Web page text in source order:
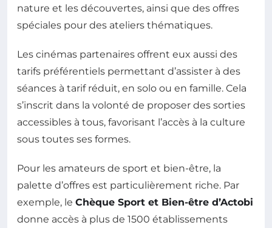
nature et les découvertes, ainsi que des offres
spéciales pour des ateliers thématiques.
Les cinémas partenaires offrent eux aussi des
tarifs préférentiels permettant d’assister à des
séances à tarif réduit, en solo ou en famille. Cela
s’inscrit dans la volonté de proposer des sorties
accessibles à tous, favorisant l’accès à la culture
sous toutes ses formes.
Pour les amateurs de sport et bien-être, la
palette d’offres est particulièrement riche. Par
exemple, le Chèque Sport et Bien-être d’Actobi
donne accès à plus de 1500 établissements